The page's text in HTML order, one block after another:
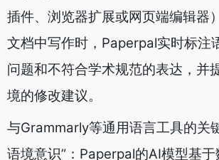
插件、浏览器扩展或网页端编辑
文档中写作时，Paperpal实时标注
问题和不符合学术规范的表达，并
境的修改建议。
与Grammarly等通用语言工具的关
语境意识”：Paperpal的AI模型基